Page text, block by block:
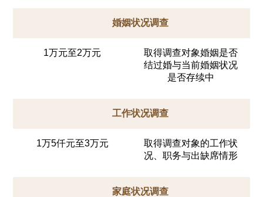
婚姻状况调查
1万元至2万元
取得调查对象婚姻是否
结过婚与当前婚姻状况
是否存续中
工作状况调查
1万5仟元至3万元
取得调查对象的工作状
况、职务与出缺席情形
家庭状况调查